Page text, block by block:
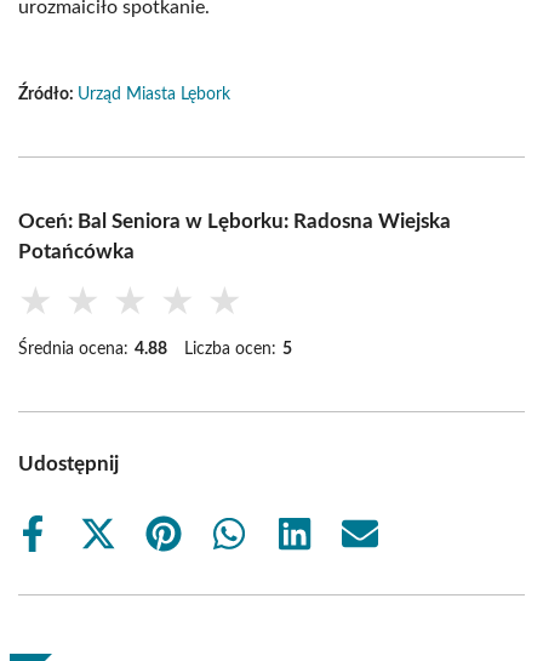
urozmaiciło spotkanie.
Źródło: Urząd Miasta Lębork
Oceń: Bal Seniora w Lęborku: Radosna Wiejska
Potańcówka
★ ★ ★ ★ ★
Średnia ocena: 4.88 Liczba ocen: 5
Udostępnij
Share
Share
(Twitter)
Share
Share
Share
Share